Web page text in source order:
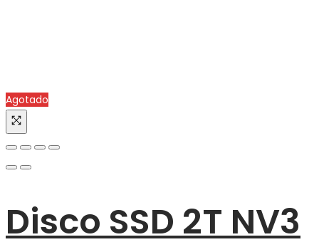
Agotado
Disco SSD 2T NV3